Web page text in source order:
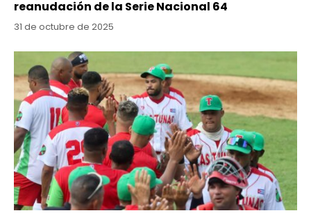
reanudación de la Serie Nacional 64
31 de octubre de 2025